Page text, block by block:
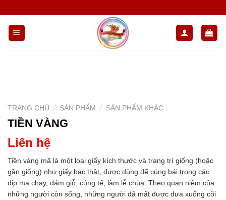
dung
TRANG CHỦ / SẢN PHẨM / SẢN PHẨM KHÁC
TIỀN VÀNG
Liên hệ
Tiền vàng mã là một loại giấy kích thước và trang trí giống (hoặc
gần giống) như giấy bạc thật, được dùng để cúng bái trong các
dịp ma chay, đám giỗ, cúng tế, làm lễ chùa. Theo quan niệm của
những người còn sống, những người đã mất được đưa xuống cõi